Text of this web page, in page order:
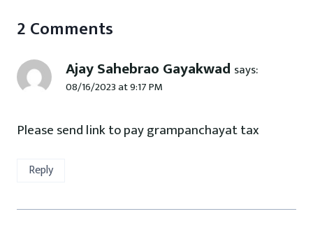
2 Comments
Ajay Sahebrao Gayakwad says:
08/16/2023 at 9:17 PM
Please send link to pay grampanchayat tax
Reply